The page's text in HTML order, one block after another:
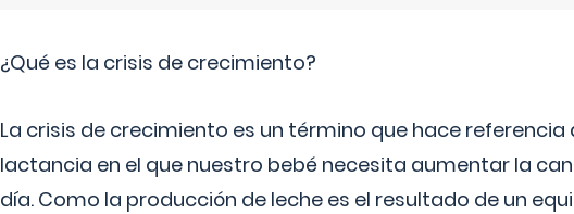
¿Qué es la crisis de crecimiento?
La crisis de crecimiento es un término que hace
lactancia en el que nuestro bebé necesita aumentar la
día. Como la producción de leche es el resultado de un